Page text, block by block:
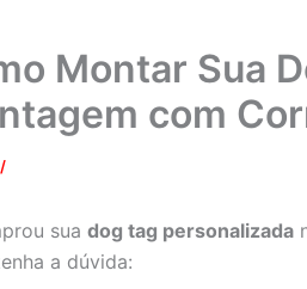
Montar Sua
com
/
sua dog tag personalizada
a dúvida: